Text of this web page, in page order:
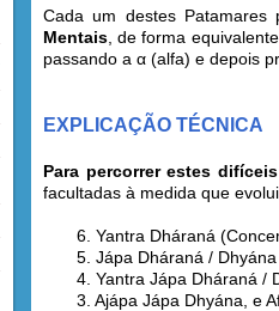
Cada um destes Patamares
Mentais , de forma
passando a α (alfa) e depois
EXPLICAÇÃO TÉCNICA
Para percorrer estes
facultadas à medida que
6. Yantra Dháraná
5. Jápa Dháraná / Dhyána
4. Yantra Jápa Dháraná /
3. Ajápa Jápa Dhyána, e